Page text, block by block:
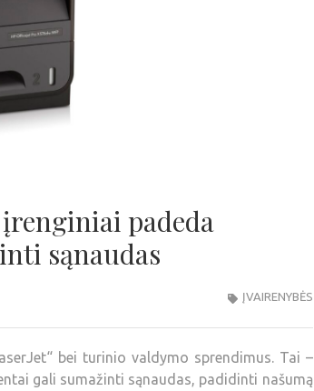
padeda
sąnaudas
ĮVAIRENYBĖS
bei turinio valdymo sprendimus. Tai –
gali sumažinti sąnaudas, padidinti našumą